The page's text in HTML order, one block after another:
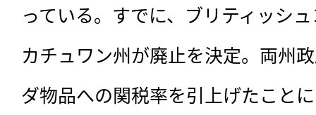
っている。すでに、ブリティッシ
カチュワン州が廃止を決定。両州
ダ物品への関税率を引上げたこと